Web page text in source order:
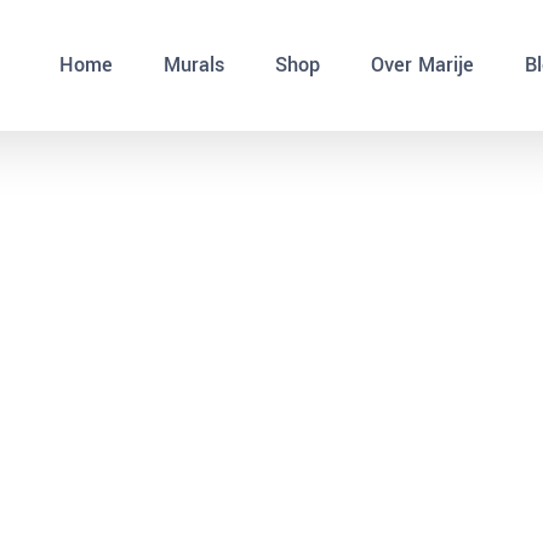
Home Murals Shop Over Marije